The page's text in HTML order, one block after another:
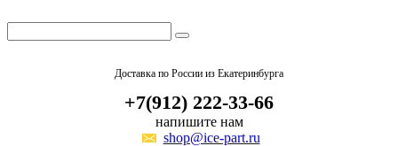
Доставка по России из Екатеринбурга
+7(912) 222-33-66
напишите нам
shop@ice-part.ru